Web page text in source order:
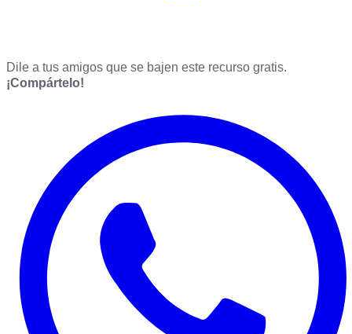
Dile a tus amigos que se bajen este recurso gratis.
¡Compártelo!